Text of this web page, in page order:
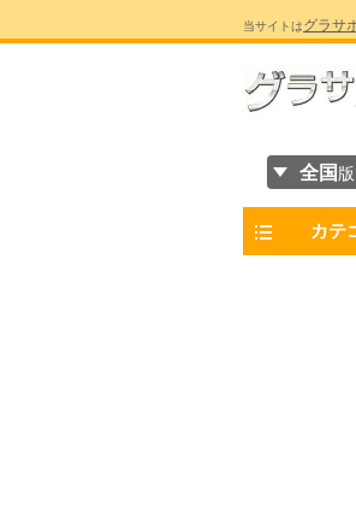
当サイトはグラ
全国 版
カテ